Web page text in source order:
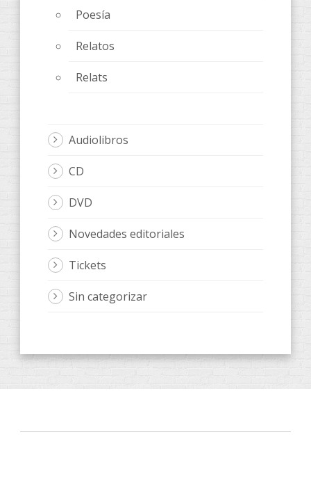
Poesía
Relatos
Relats
Audiolibros
CD
DVD
Novedades editoriales
Tickets
Sin categorizar